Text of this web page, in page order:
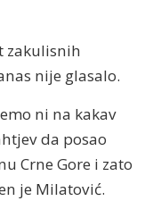
zakulisnih
nije glasalo.
ni na kakav
da posao
Crne Gore i zato
je Milatović.